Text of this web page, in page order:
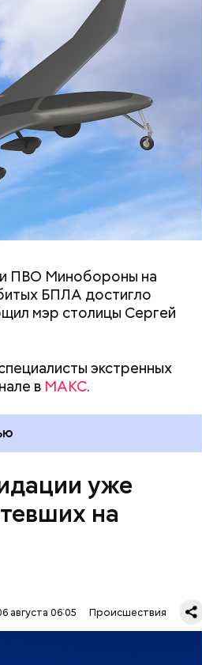
ПВО Минобороны на
БПЛА достигло
мэр столицы Сергей
экстренных
в МАКС.
уже
на
августа 06:05 Происшествия
ВСУ, которые
сообщили, что силы
5 августа,
что БПЛА уничтожались
Орловской, Курской,
Краснодарским краем,
Черного моря.
БЕСПИЛОТНИКИ